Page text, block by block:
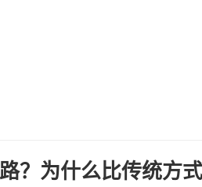
？为什么比传统方式